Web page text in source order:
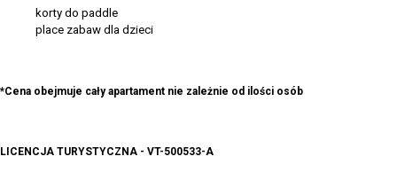
korty do paddle
place zabaw dla dzieci
*Cena obejmuje cały apartament nie zależnie od ilości osób
LICENCJA TURYSTYCZNA - VT-500533-A